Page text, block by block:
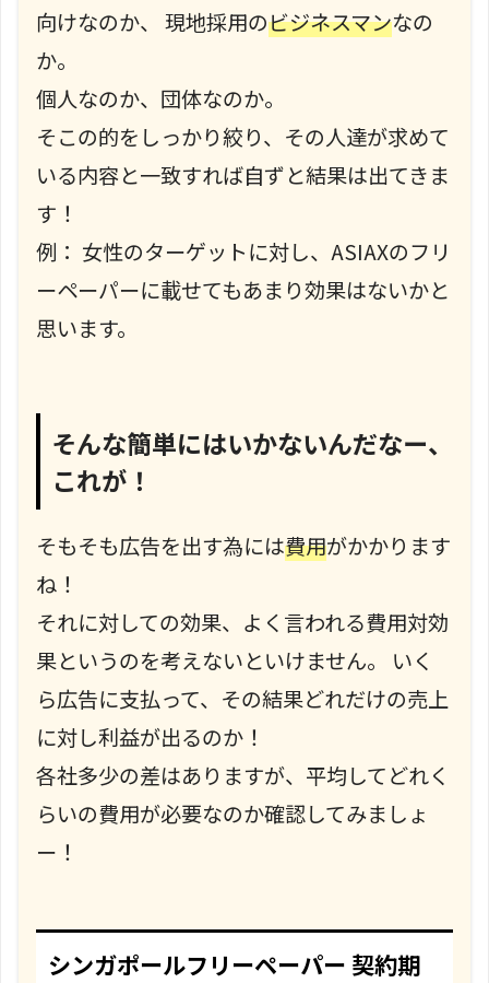
向けなのか、 現地採用のビジネスマンなの
か。
個人なのか、団体なのか。
そこの的をしっかり絞り、その人達が求めて
いる内容と一致すれば自ずと結果は出てきま
す！
例： 女性のターゲットに対し、ASIAXのフリ
ーペーパーに載せてもあまり効果はないかと
思います。
そんな簡単にはいかないんだなー、
これが！
そもそも広告を出す為には費用がかかります
ね！
それに対しての効果、よく言われる費用対効
果というのを考えないといけません。 いく
ら広告に支払って、その結果どれだけの売上
に対し利益が出るのか！
各社多少の差はありますが、平均してどれく
らいの費用が必要なのか確認してみましょ
ー！
シンガポールフリーペーパー 契約期